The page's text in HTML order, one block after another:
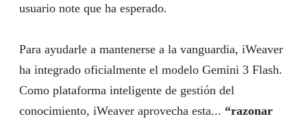
usuario note que ha esperado.
Para ayudarle a mantenerse a la vanguardia, iWeaver
ha integrado oficialmente el modelo Gemini 3 Flash.
Como plataforma inteligente de gestión del
conocimiento, iWeaver aprovecha esta... “razonar